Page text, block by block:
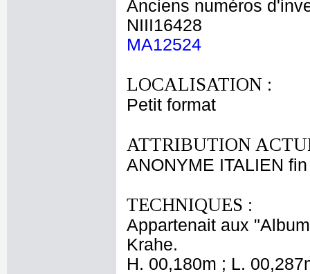
Anciens numéros
NIII16428
MA12524
LOCALISATION :
Petit format
ATTRIBUTION
ANONYME ITALIEN
TECHNIQUES :
Appartenait aux
Krahe.
H. 00,180m ; L.